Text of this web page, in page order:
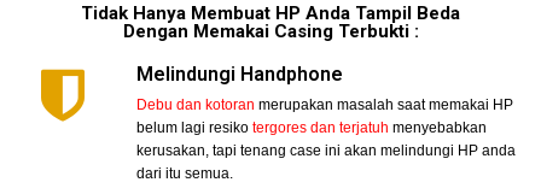
Tidak Hanya Membuat HP Anda Tampil Beda
Dengan Memakai Casing Terbukti :
Melindungi Handphone
Debu dan kotoran merupakan masalah saat memakai HP
belum lagi resiko tergores dan terjatuh menyebabkan
kerusakan, tapi tenang case ini akan melindungi HP anda
dari itu semua.